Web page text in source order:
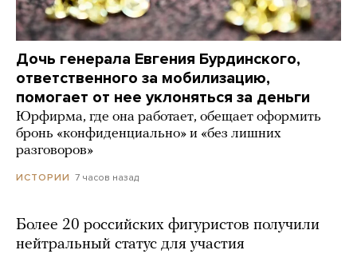
Дочь генерала Евгения Бурдинского,
ответственного за мобилизацию,
помогает от нее уклоняться за деньги
Юрфирма, где она работает, обещает оформить
бронь «конфиденциально» и «без лишних
разговоров»
ИСТОРИИ 7 часов назад
Более 20 российских фигуристов получили
нейтральный статус для участия